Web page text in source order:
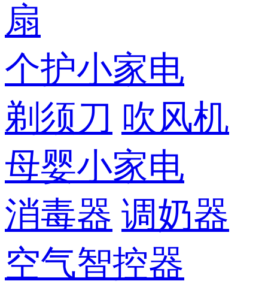
扇
个护小家电
剃须刀 吹风机
母婴小家电
消毒器 调奶器
空气智控器